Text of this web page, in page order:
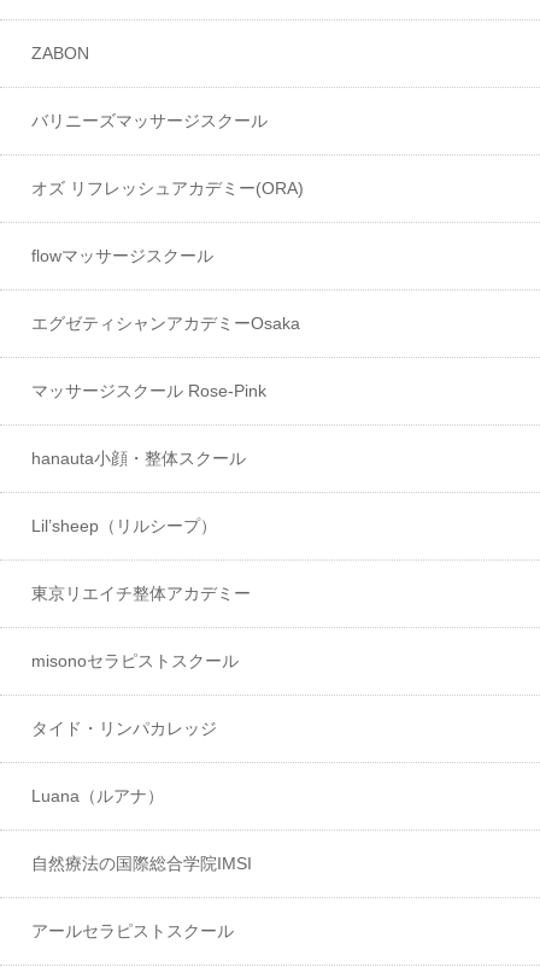
ZABON
バリニーズマッサージスクール
オズ リフレッシュアカデミー(ORA)
flowマッサージスクール
エグゼティシャンアカデミーOsaka
マッサージスクール Rose-Pink
hanauta小顔・整体スクール
Lil’sheep（リルシープ）
東京リエイチ整体アカデミー
misonoセラピストスクール
タイド・リンパカレッジ
Luana（ルアナ）
自然療法の国際総合学院IMSI
アールセラピストスクール